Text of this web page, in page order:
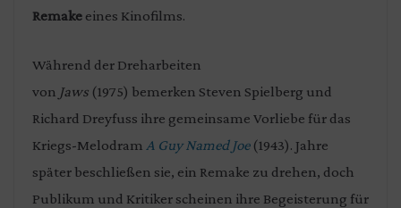
Remake eines Kinofilms.
Während der Dreharbeiten
von Jaws (1975) bemerken Steven Spielberg und
Richard Dreyfuss ihre gemeinsame Vorliebe für das
Kriegs-Melodram A Guy Named Joe (1943). Jahre
später beschließen sie, ein Remake zu drehen, doch
Publikum und Kritiker scheinen ihre Begeisterung für